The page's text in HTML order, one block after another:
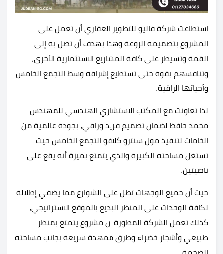
استطاعت شركة فاليو للتطوير العقاري أن تعمل على
المشروع بتصميمه الروعة وهذا بهدف أن تصل به إلى
القمة وتسيطر على كافة المشاريع الاستثمارية الأخرى،
وتنافسهم بقوة حتى تستطيع إشراقه وسط التجمع الخامس
وأحيائها الراقية.
لذا تعاونت مع المكتب الاستشاري الهندسي للمهندس
محمد حافظ لضمان تصميم فريد وراقي، بجودة عالمية من
الخامات لتنفيذ مول سنترو كلافو التجمع الخامس حيث
تستغل مساحته الكبيرة والذي يتمتع بميزة أنه يقع على
ناصيتين.
حيث أن جميع الوجهات تطل على الشوارع مما يضفي إطلالة
لكافة الوحدات على المنظر البديع بالموقع الاستراتيجي،
كذلك تعمل الشركة المطورة ان مشروع يتمتع بمنظر
طبيعي وأشجار خضراء وطرق ممهدة سريعة بجانب مساحته